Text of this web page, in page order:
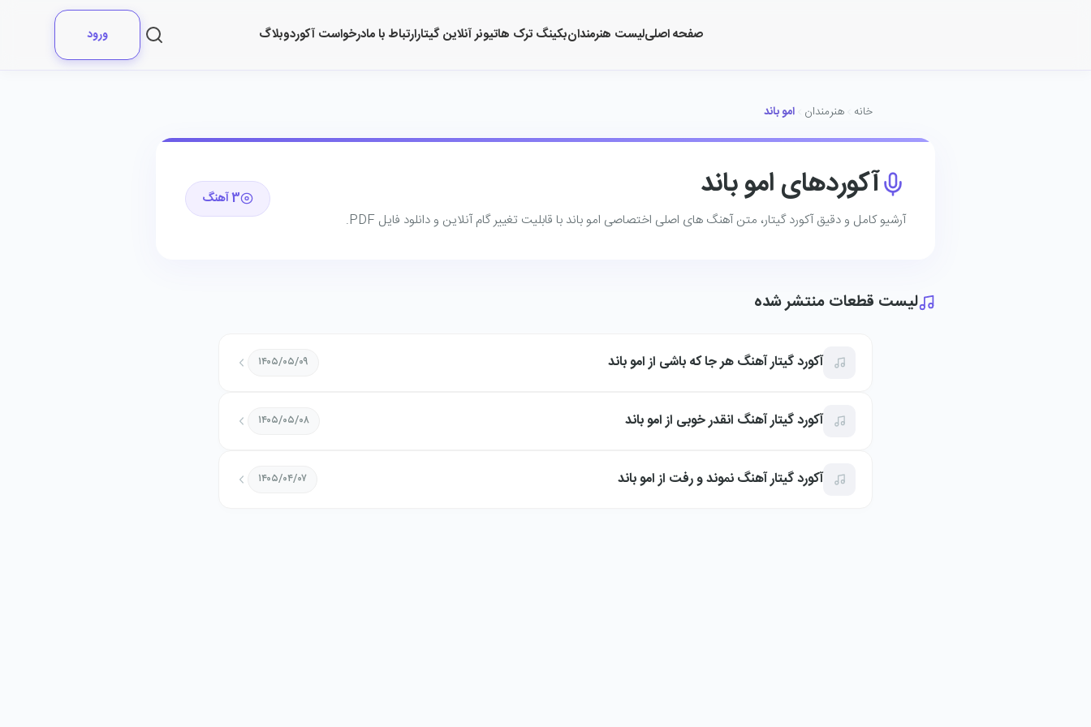
صفحه اصلیلیست هنرمندانبکینگ ترک هاتیونر آنلاین گیتارارتباط با مادرخواست آکوردوبلاگ ورود
خانه هنرمندان امو باند
آکوردهای امو باند
آرشیو کامل و دقیق آکورد گیتار، متن آهنگ ‌های اصلی اختصاصی امو باند با قابلیت تغییر گام آنلاین و دانلود فایل PDF.
3 آهنگ
لیست قطعات منتشر شده
آکورد گیتار آهنگ هر جا که باشی از امو باند ۱۴۰۵/۰۵/۰۹
آکورد گیتار آهنگ انقدر خوبی از امو باند ۱۴۰۵/۰۵/۰۸
آکورد گیتار آهنگ نموند و رفت از امو باند ۱۴۰۵/۰۴/۰۷